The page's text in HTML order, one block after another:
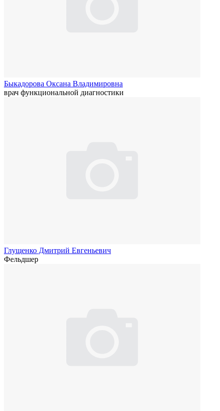
Быкадорова Оксана Владимировна
врач функциональной диагностики
Глущенко Дмитрий Евгеньевич
Фельдшер